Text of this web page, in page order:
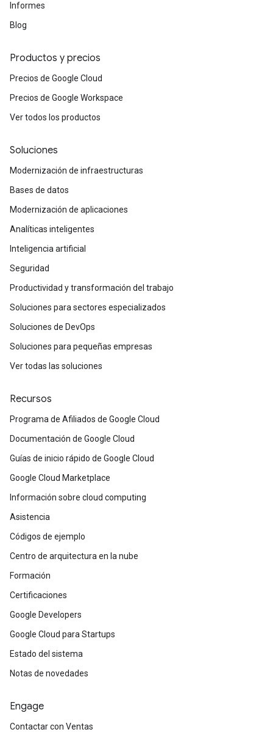
Informes
Blog
Productos y precios
Precios de Google Cloud
Precios de Google Workspace
Ver todos los productos
Soluciones
Modernización de infraestructuras
Bases de datos
Modernización de aplicaciones
Analíticas inteligentes
Inteligencia artificial
Seguridad
Productividad y transformación del trabajo
Soluciones para sectores especializados
Soluciones de DevOps
Soluciones para pequeñas empresas
Ver todas las soluciones
Recursos
Programa de Afiliados de Google Cloud
Documentación de Google Cloud
Guías de inicio rápido de Google Cloud
Google Cloud Marketplace
Información sobre cloud computing
Asistencia
Códigos de ejemplo
Centro de arquitectura en la nube
Formación
Certificaciones
Google Developers
Google Cloud para Startups
Estado del sistema
Notas de novedades
Engage
Contactar con Ventas